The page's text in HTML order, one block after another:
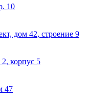
10
дом 42, строение 9
корпус 5
47